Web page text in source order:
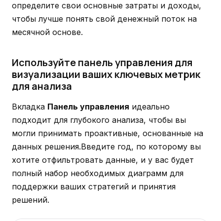
определите свои основные затраты и доходы,
чтобы лучше понять свой денежный поток на
месячной основе.
Используйте панель управления для
визуализации ваших ключевых метрик
для анализа
Вкладка Панель управления идеально
подходит для глубокого анализа, чтобы вы
могли принимать проактивные, основанные на
данных решения.Введите год, по которому вы
хотите отфильтровать данные, и у вас будет
полный набор необходимых диаграмм для
поддержки ваших стратегий и принятия
решений.